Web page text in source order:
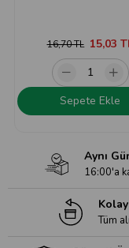
15,03
16,70 TL
Sepete Ekle
Aynı
16:00'a
Tüm